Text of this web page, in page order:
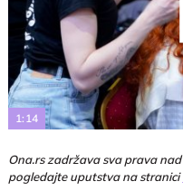
1:14
Ona.rs zadržava sva prava
pogledajte uputstva na stranici